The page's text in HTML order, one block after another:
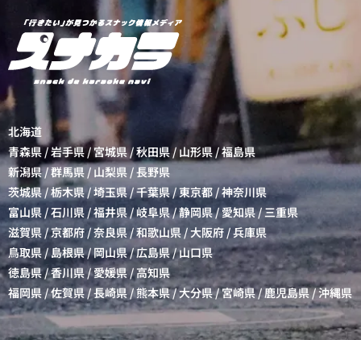
北海道
青森県/岩手県/宮城県/秋田県 / 山形県/福島県
新潟県/群馬県 / 山梨県 /長野県
茨城県 /栃木県/埼玉県/千葉県/東京都 /神奈川県
富山県 /石川県 /福井県/岐阜県/静岡県/愛知県/三重県
滋賀県/京都府/奈良県 /和歌山県/大阪府 /兵庫県
鳥取県 / 島根県/岡山県/広島県/山口県
徳島県/香川県/愛媛県 /高知県
福岡県 /佐賀県 /長崎県/熊本県/大分県/宮崎県/鹿児島県/沖縄県